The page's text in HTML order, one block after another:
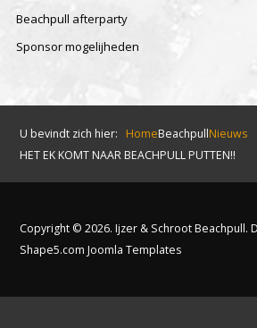
Beachpull afterparty
Sponsor mogelijheden
U bevindt zich hier: HomeBeachpullNieuws
HET EK KOMT NAAR BEACHPULL PUTTEN!!
Copyright © 2026. Ijzer & Schroot Beachpull.
Shape5.comJoomla Templates